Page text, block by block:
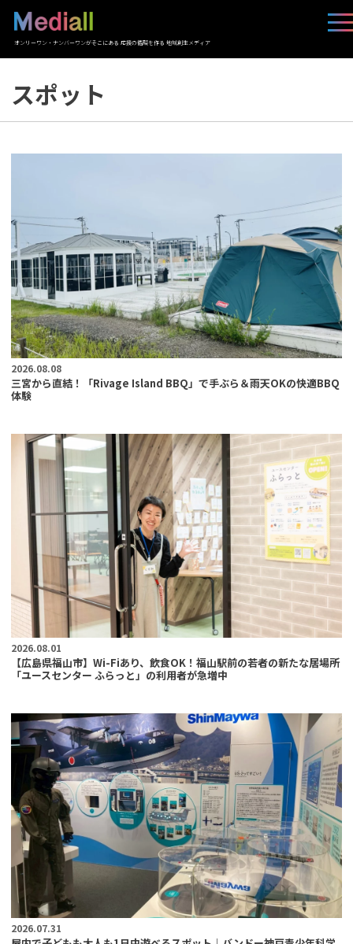
オンリーワン・ナンバーワンがそこにある 応援の循環を作る 地域創生メディア
スポット
2026.08.08
三宮から直結！「Rivage Island BBQ」で手ぶら＆雨天OKの快適BBQ
体験
2026.08.01
【広島県福山市】Wi-Fiあり、飲食OK！福山駅前の若者の新たな居場所
「ユースセンター ふらっと」の利用者が急増中
2026.07.31